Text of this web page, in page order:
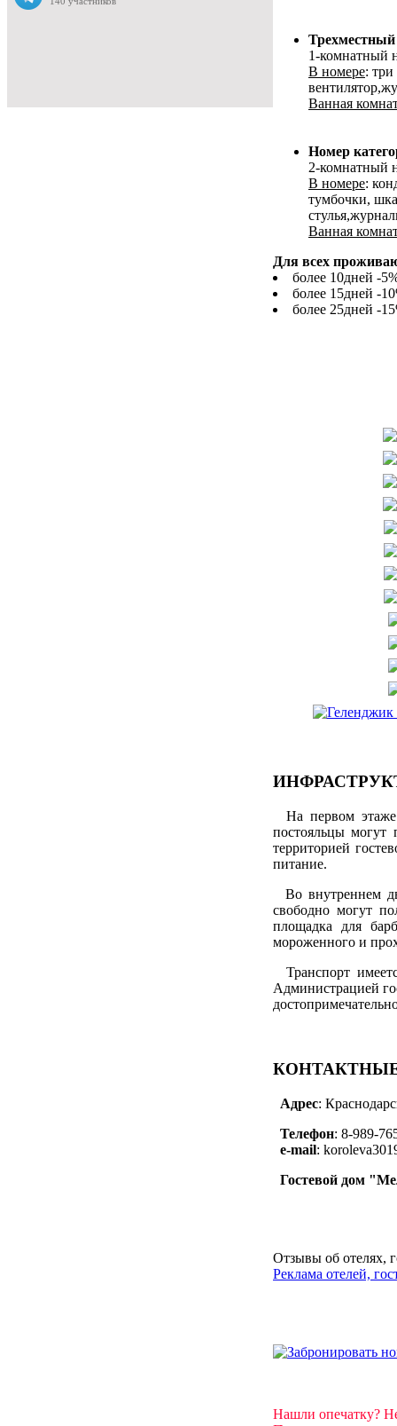
1-комнатный
В номере:
Ванная
Номер
2-комнатный
В номере:
тумбочки,
Ванная
Для всех
более 10дней -
более 15дней -
более 25дней -
На первом этаже
постояльцы могут
территорией
питание.
Во внутреннем
свободно могут
площадка для
мороженного и
Транспорт
Администрацией
Адрес:
Телефон: 8-989-
e-mail:
Гостевой дом
Отзывы об отелях,
Реклама отелей,
Нашли опечатку?